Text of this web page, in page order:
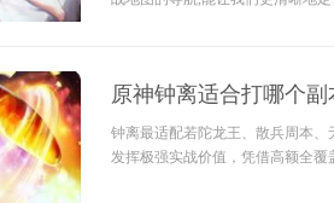
原神钟离适合打哪个
钟离最适配若陀龙王、散兵周本
发挥极强实战价值，凭借高额全